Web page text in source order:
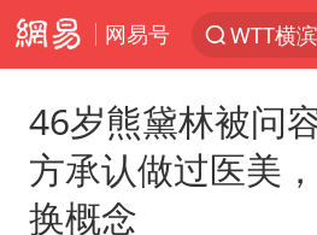
网易号
大V：马
46岁熊黛林被问
方承认做过医美
换概念